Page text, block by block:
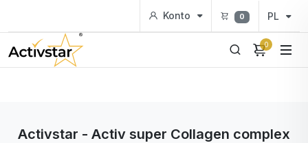
Konto 0 PL
0
Activstar - Activ super Collagen complex